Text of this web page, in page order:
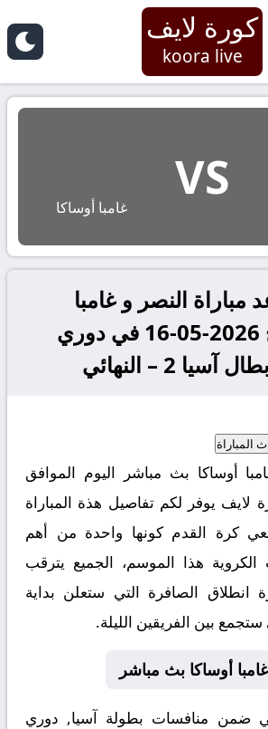
كورة لايف
koora live
VS
غامبا أوساكا
مباراة النصر و غامبا
أوساكا بتاريخ 2026-05-16 في دوري
2 – النهائي
المباراة
أوساكا بث مباشر اليوم الموافق
16. كورة لايف يوفر لكم تفاصيل هذة المباراة
كرة القدم كونها واحدة من أهم
الكروية هذا الموسم، الجميع يترقب
انطلاق الصافرة التي ستعلن بداية
ستجمع بين الفريقين الليلة.
أوساكا بث مباشر
ضمن منافسات بطولة آسيا, دوري